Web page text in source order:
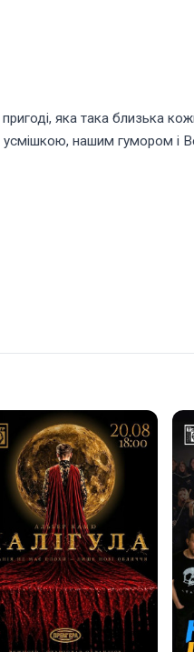
пригоді, яка така близька
усмішкою, нашим гумором і